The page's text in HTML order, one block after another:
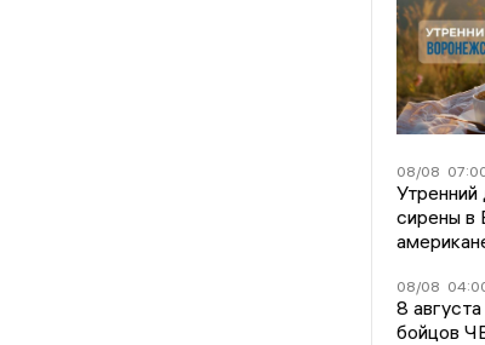
08/08
сирены в
08/08
8
бойцов